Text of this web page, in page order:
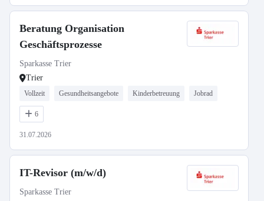
Beratung Organisation
Geschäftsprozesse
Sparkasse Trier
Trier
Vollzeit Gesundheitsangebote Kinderbetreuung Jobrad
6
31.07.2026
IT-Revisor (m/w/d)
Sparkasse Trier